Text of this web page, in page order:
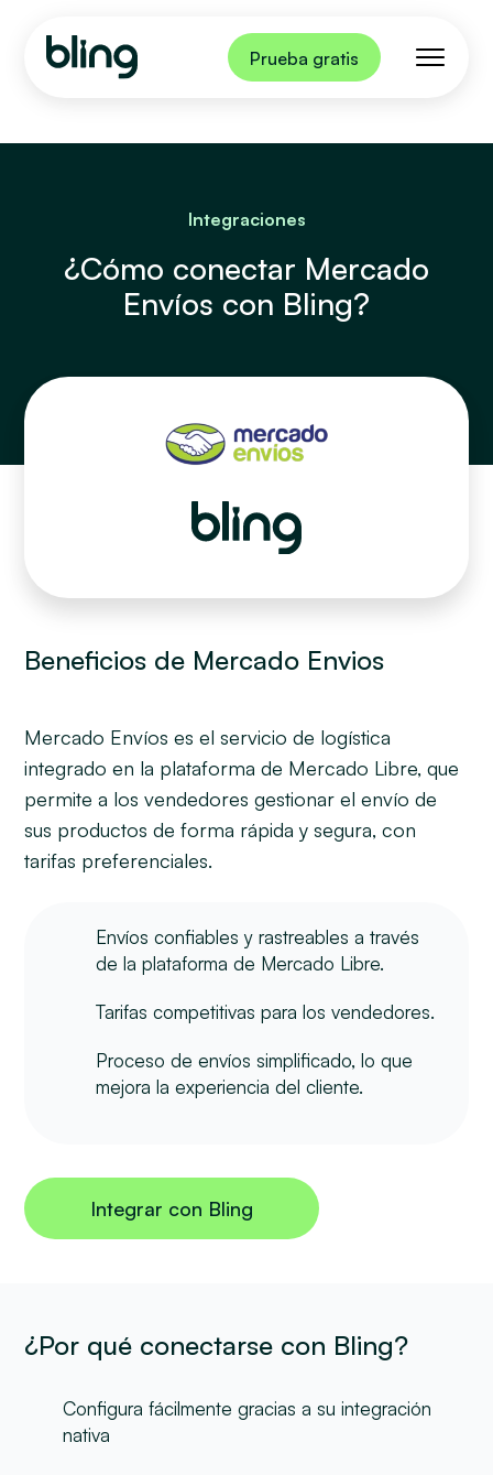
Prueba gratis
¿Cómo conectar Mercado
Envíos con Bling?
Integraciones
Beneficios de Mercado Envios
Mercado Envíos es el servicio de logística
integrado en la plataforma de Mercado Libre, que
permite a los vendedores gestionar el envío de
sus productos de forma rápida y segura, con
tarifas preferenciales.
Envíos confiables y rastreables a través
de la plataforma de Mercado Libre.
Tarifas competitivas para los vendedores.
Proceso de envíos simplificado, lo que
mejora la experiencia del cliente.
Integrar con Bling
Configura fácilmente gracias a su integración
nativa
¿Por qué conectarse con Bling?